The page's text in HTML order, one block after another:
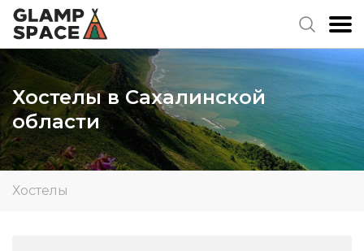
Хостелы в Сахалинской
области
Хостелы